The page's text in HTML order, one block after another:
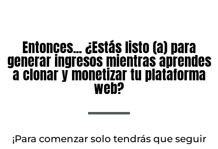
Entonces... ¿Estás listo (a) para
generar ingresos mientras aprendes
a clonar y monetizar tu plataforma
web?
¡Para comenzar solo tendrás que seguir